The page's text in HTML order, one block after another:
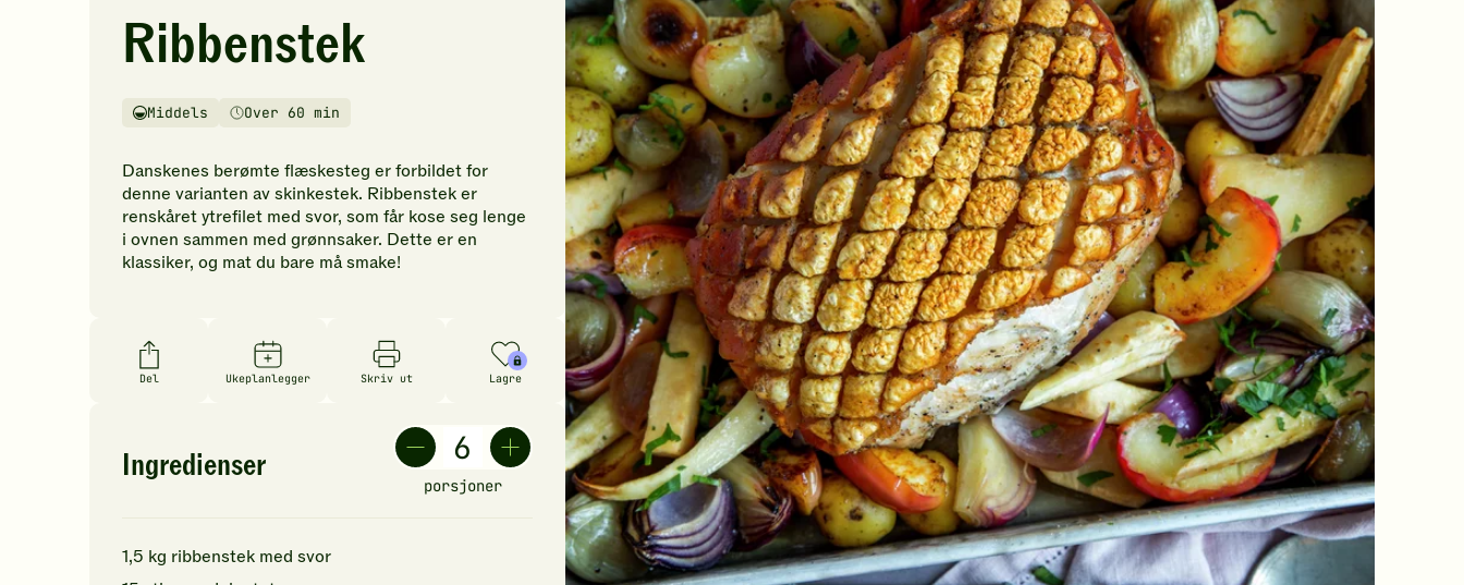
har
foreløpig
vurderinger.
første
til
å
vurdere
denne
Ribbenstek
Vanskelighetsgrad
Middels
TilberedningstidOver 60 min
Danskenes berømte flæskesteg er forbildet for
denne varianten av skinkestek. Ribbenstek er
renskåret ytrefilet med svor, som får kose seg lenge
i ovnen sammen med grønnsaker. Dette er en
klassiker, og mat du bare må smake!
Del Ukeplanlegger Skriv ut Lagre
Ingredienser
porsjoner
1,5 kg ribbenstek med svor